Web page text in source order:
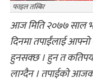
फाइल तस्बिर
आज मिति २०७७ साल
दिनमा तपाईंलाई
हुनसक्छ । हुन त
लाग्दैन । तपाईको